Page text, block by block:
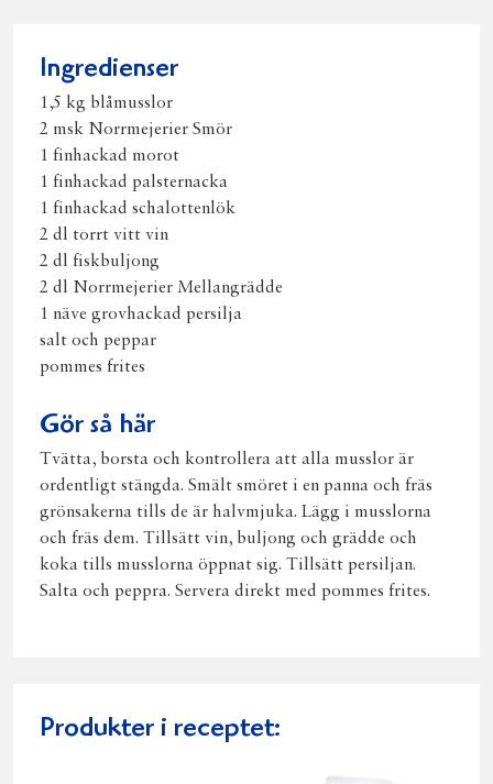
Ingredienser
1,5 kg blåmusslor
2 msk Norrmejerier Smör
1 finhackad morot
1 finhackad palsternacka
1 finhackad schalottenlök
2 dl torrt vitt vin
2 dl fiskbuljong
2 dl Norrmejerier Mellangrädde
1 näve grovhackad persilja
salt och peppar
pommes frites
Gör så här
Tvätta, borsta och kontrollera att alla musslor är
ordentligt stängda. Smält smöret i en panna och fräs
grönsakerna tills de är halvmjuka. Lägg i musslorna
och fräs dem. Tillsätt vin, buljong och grädde och
koka tills musslorna öppnat sig. Tillsätt persiljan.
Salta och peppra. Servera direkt med pommes frites.
Produkter i receptet: